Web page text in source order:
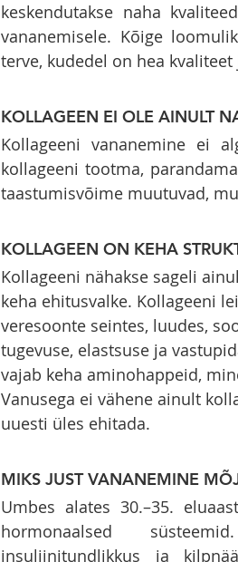
keskendutakse naha
vananemisele. Kõige
terve, kudedel on hea
KOLLAGEEN EI OLE AINULT
Kollageeni vananemine ei
kollageeni tootma,
taastumisvõime muutuvad,
KOLLAGEEN ON KEHA
Kollageeni nähakse sageli
keha ehitusvalke. Kollageeni
veresoonte seintes, luudes,
tugevuse, elastsuse ja
vajab keha aminohappeid,
Vanusega ei vähene ainult
uuesti üles ehitada.
MIKS JUST VANANEMINE
Umbes alates 30.–35.
hormonaalsed
insuliinitundlikkus ja